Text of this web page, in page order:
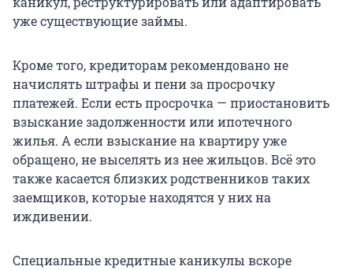
уже существующие займы.
Кроме того, кредиторам рекомендовано не
начислять штрафы и пени за просрочку
платежей. Если есть просрочка — приостановить
взыскание задолженности или ипотечного
жилья. А если взыскание на квартиру уже
обращено, не выселять из нее жильцов. Всё это
также касается близких родственников таких
заемщиков, которые находятся у них на
иждивении.
Специальные кредитные каникулы вскоре